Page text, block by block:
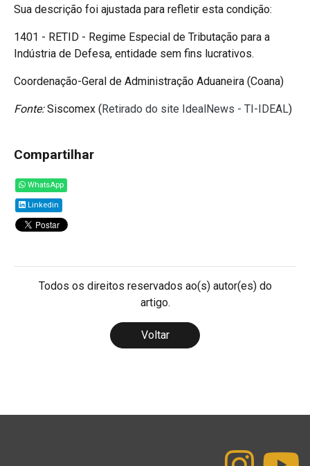
Sua descrição foi ajustada para refletir esta condição:
1401 - RETID - Regime Especial de Tributação para a
Indústria de Defesa, entidade sem fins lucrativos.
Coordenação-Geral de Administração Aduaneira (Coana)
Fonte:Siscomex (Retirado do site IdealNews - TI-IDEAL)
Compartilhar
WhatsApp
Linkedin
Todos os direitos reservados ao(s) autor(es) do
artigo.
Voltar